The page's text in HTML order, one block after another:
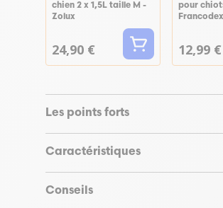
chien 2 x 1,5L taille M -
Zolux
24,90 €
pour
Francodex
12,99 €
Les points forts
Caractéristiques
Conseils